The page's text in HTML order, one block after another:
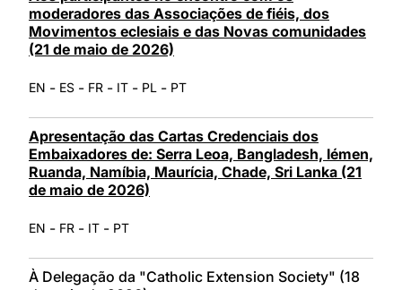
moderadores das Associações de fiéis, dos
Movimentos eclesiais e das Novas comunidades
(21 de maio de 2026)
EN - ES - FR - IT - PL - PT
Apresentação das Cartas Credenciais dos
Embaixadores de: Serra Leoa, Bangladesh, Iémen,
Ruanda, Namíbia, Maurícia, Chade, Sri Lanka (21
de maio de 2026)
EN - FR - IT - PT
À Delegação da "Catholic Extension Society" (18